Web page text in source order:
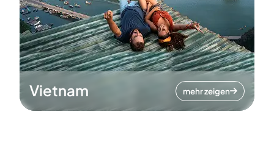
Vietnam mehr zeigen